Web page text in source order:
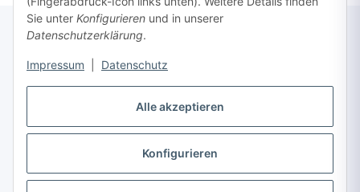
Alle akzeptieren
Konfigurieren
Sie unter Konfigurieren und in unserer
Datenschutzerklärung.
Impressum Datenschutz
Informationen
Gesetzliche Informationen
Vertrag widerrufen